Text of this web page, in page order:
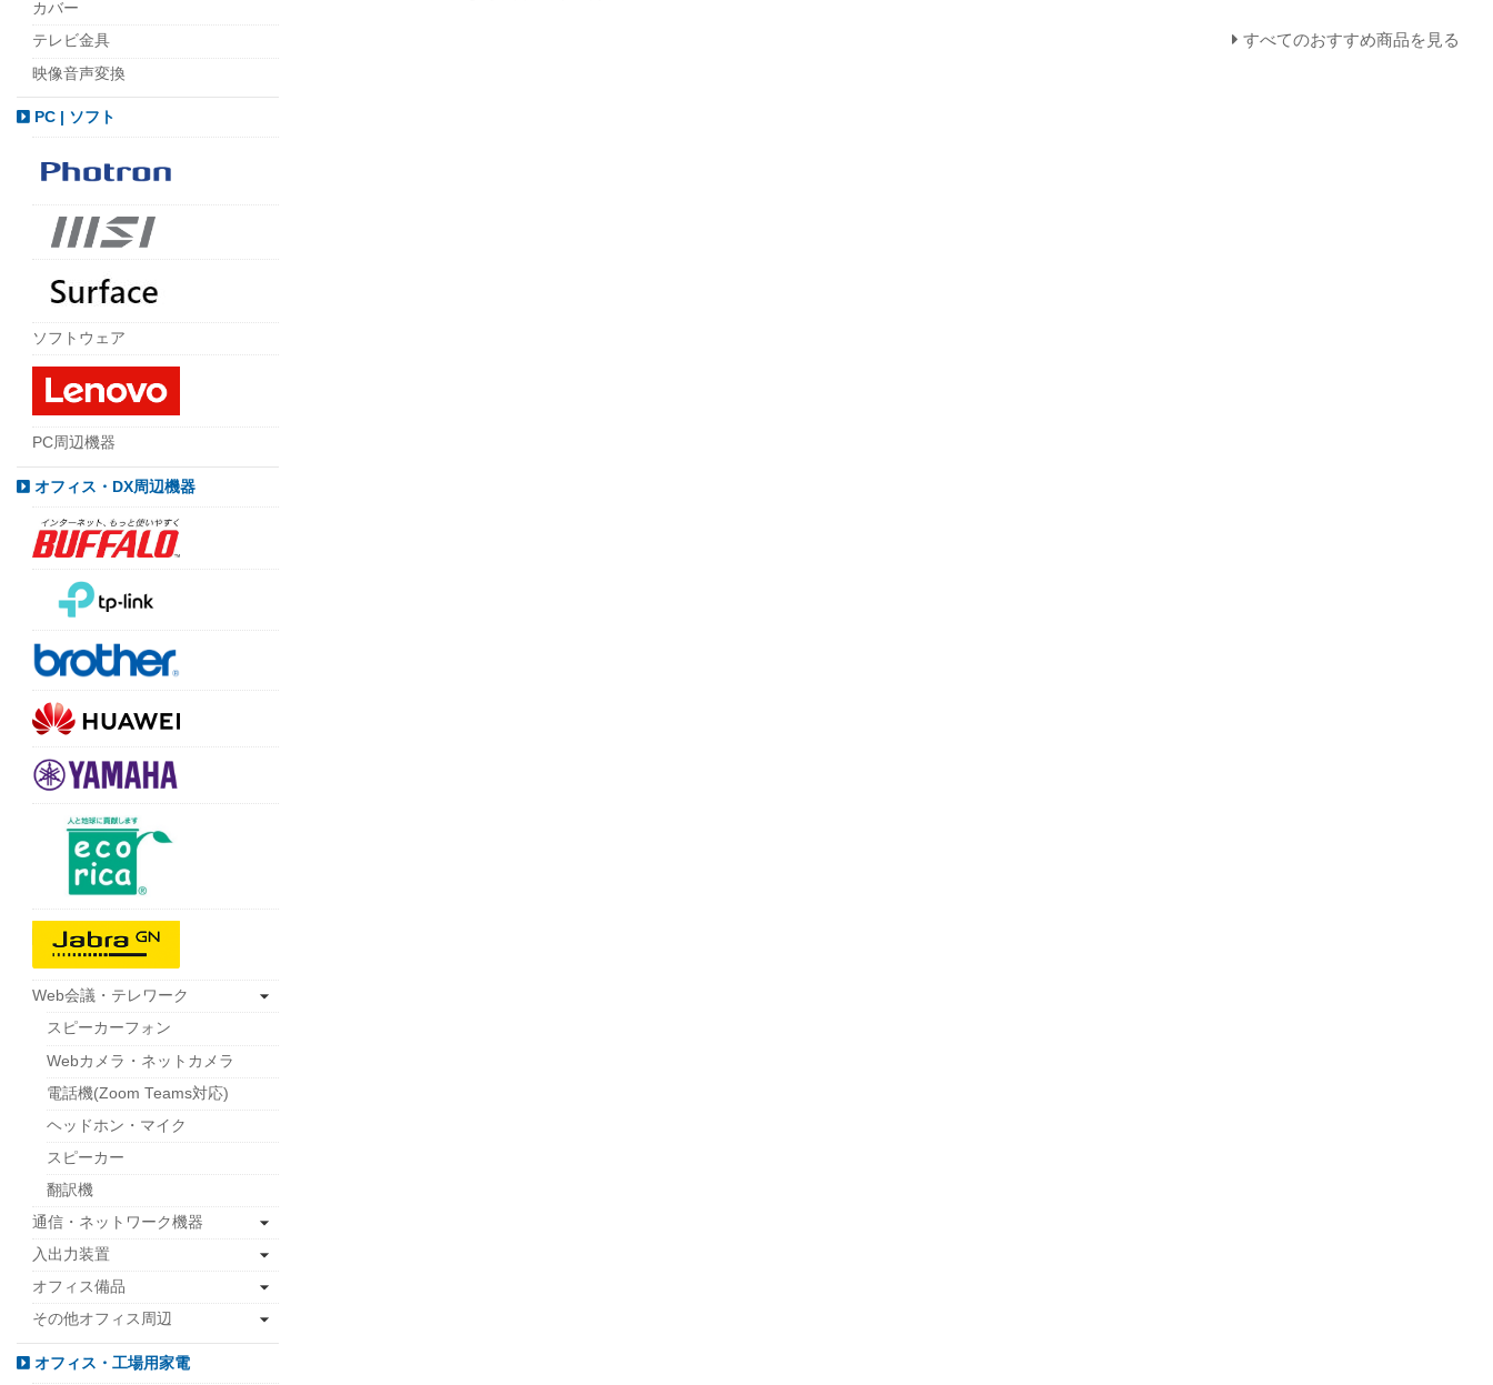
すべてのおすすめ商品を見る
カバー
テレビ金具
映像音声変換
PC | ソフト
ソフトウェア
PC周辺機器
オフィス・DX周辺機器
Web会議・テレワーク
スピーカーフォン
Webカメラ・ネットカメラ
電話機(Zoom Teams対応)
ヘッドホン・マイク
スピーカー
翻訳機
通信・ネットワーク機器
入出力装置
オフィス備品
その他オフィス周辺
オフィス・工場用家電